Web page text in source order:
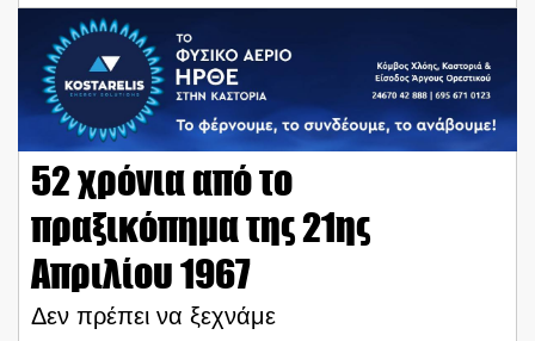
52 χρόνια από το
πραξικόπημα της 21ης
Απριλίου 1967
Δεν πρέπει να ξεχνάμε